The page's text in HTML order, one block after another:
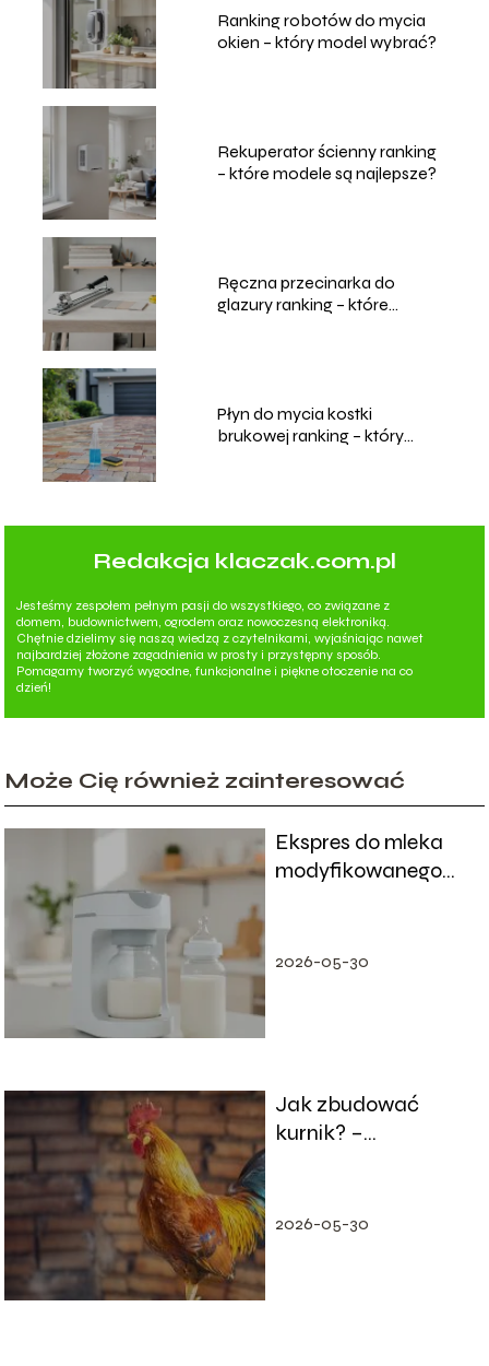
Ranking robotów do mycia
okien – który model wybrać?
Rekuperator ścienny ranking
– które modele są najlepsze?
Ręczna przecinarka do
glazury ranking – które
Płyn do mycia kostki
brukowej ranking – który
Redakcja klaczak.com.pl
Jesteśmy zespołem pełnym pasji do wszystkiego, co związane z
domem, budownictwem, ogrodem oraz nowoczesną elektroniką.
Chętnie dzielimy się naszą wiedzą z czytelnikami, wyjaśniając nawet
najbardziej złożone zagadnienia w prosty i przystępny sposób.
Pomagamy tworzyć wygodne, funkcjonalne i piękne otoczenie na co
dzień!
Może Cię również zainteresować
Ekspres do mleka
modyfikowanego
2026-05-30
Jak zbudować
kurnik? –
2026-05-30